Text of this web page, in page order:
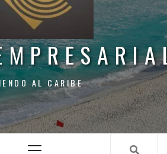
AL CARIBE